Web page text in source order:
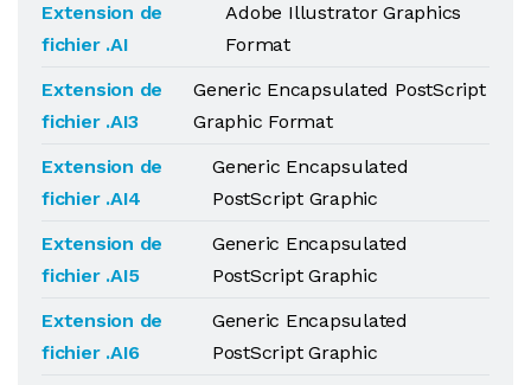
Extension de
fichier .AI
Adobe Illustrator Graphics
Format
Extension de
fichier .AI3
Generic Encapsulated PostScript
Graphic Format
Extension de
fichier .AI4
Generic Encapsulated
PostScript Graphic
Extension de
fichier .AI5
Generic Encapsulated
PostScript Graphic
Extension de
fichier .AI6
Generic Encapsulated
PostScript Graphic